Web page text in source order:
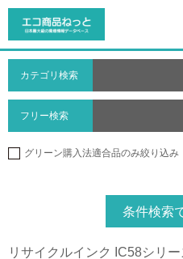
カテゴリ検索
フリー検索
グリーン購入法適合品のみ絞り込み
条件検索
リサイクルインク IC58シリ